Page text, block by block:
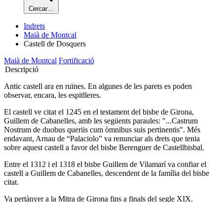
Cercar…
Indrets
Maià de Montcal
Castell de Dosquers
Maià de Montcal Fortificació
Descripció
Antic castell ara en ruïnes. En algunes de les parets es poden
observar, encara, les espitlleres.
El castell ve citat el 1245 en el testament del bisbe de Girona,
Guillem de Cabanelles, amb les següents paraules: "...Castrum
Nostrum de duobus queriis cum òmnibus suis pertinentis". Més
endavant, Arnau de “Palaciolo” va renunciar als drets que tenia
sobre aquest castell a favor del bisbe Berenguer de Castellbisbal.
Entre el 1312 i el 1318 el bisbe Guillem de Vilamarí va confiar el
castell a Guillem de Cabanelles, descendent de la família del bisbe
citat.
Va pertànyer a la Mitra de Girona fins a finals del segle XIX.